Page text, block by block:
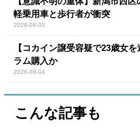
軽乗用車と歩行者が衝突
2026-08-03
【コカイン譲受容疑で23歳女
ラム購入か
2026-08-04
こんな記事も